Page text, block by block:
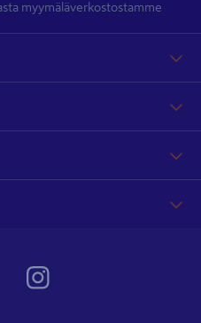
myymäläverkostostamme